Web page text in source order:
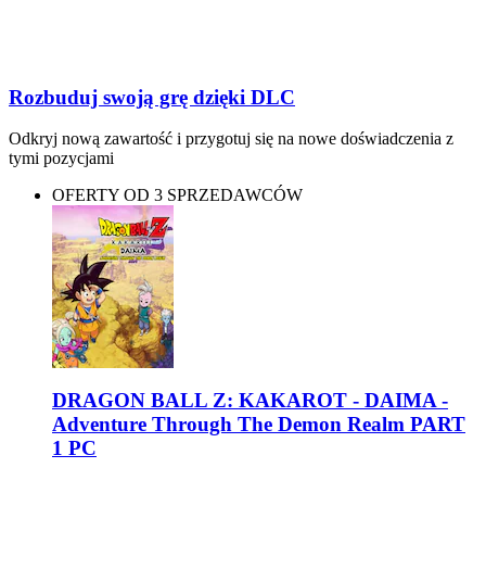
Rozbuduj swoją grę dzięki DLC
Odkryj nową zawartość i przygotuj się na nowe doświadczenia z
tymi pozycjami
OFERTY OD 3 SPRZEDAWCÓW
DRAGON BALL Z: KAKAROT - DAIMA -
Adventure Through The Demon Realm PART
1 PC